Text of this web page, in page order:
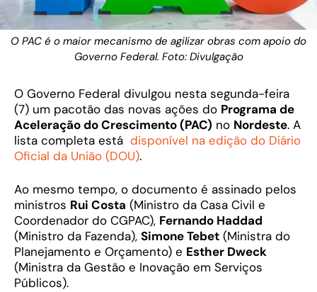
O PAC é o maior mecanismo de agilizar obras com apoio do
Governo Federal. Foto: Divulgação
O Governo Federal divulgou nesta segunda-feira
(7) um pacotão das novas ações do Programa de
Aceleração do Crescimento (PAC) no Nordeste. A
lista completa está disponível na edição do Diário
Oficial da União (DOU).
Ao mesmo tempo, o documento é assinado pelos
ministros Rui Costa (Ministro da Casa Civil e
Coordenador do CGPAC), Fernando Haddad
(Ministro da Fazenda), Simone Tebet (Ministra do
Planejamento e Orçamento) e Esther Dweck
(Ministra da Gestão e Inovação em Serviços
Públicos).